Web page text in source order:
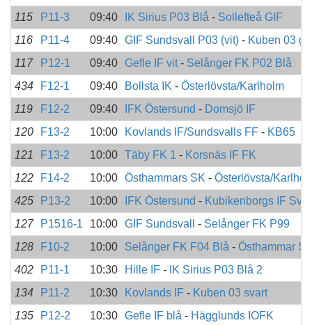
115 P11-3 09:40 IK Sirius P03 Blå - Sollefteå GIF
116
P11-4 09:40 GIF Sundsvall P03 (vit) - Kuben 03
117
P12-1 09:40 Gefle IF vit- Selånger FK P02 Blå
434
F12-1 09:40 Bollsta IK - Österlövsta/Karlholm
119
F12-2 09:40 IFK Östersund - Domsjö IF
120
F13-2 10:00 Kovlands IF/Sundsvalls FF - KB65
121
F13-2 10:00 Täby FK 1 - Korsnäs IF FK
122
F14-2 10:00 Östhammars SK - Österlövsta/
425
P13-2 10:00 IFK Östersund - Kubikenborgs IF
127
P1516-1 10:00 GIF Sundsvall - Selånger FK P99
128
F10-2 10:00 Selånger FK F04 Blå - Östhammar
402
P11-1 10:30 Hille IF - IK Sirius P03 Blå 2
134
P11-2 10:30 Kovlands IF - Kuben 03 svart
135
P12-2 10:30 Gefle IF blå - Hägglunds IOFK